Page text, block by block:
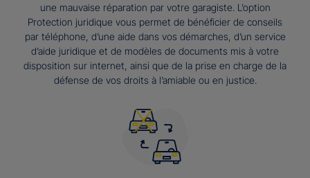
une mauvaise réparation par votre garagiste. L’option
Protection juridique vous permet de bénéficier de conseils
par téléphone, d’une aide dans vos démarches, d’un service
d’aide juridique et de modèles de documents mis à votre
disposition sur internet, ainsi que de la prise en charge de la
défense de vos droits à l’amiable ou en justice.